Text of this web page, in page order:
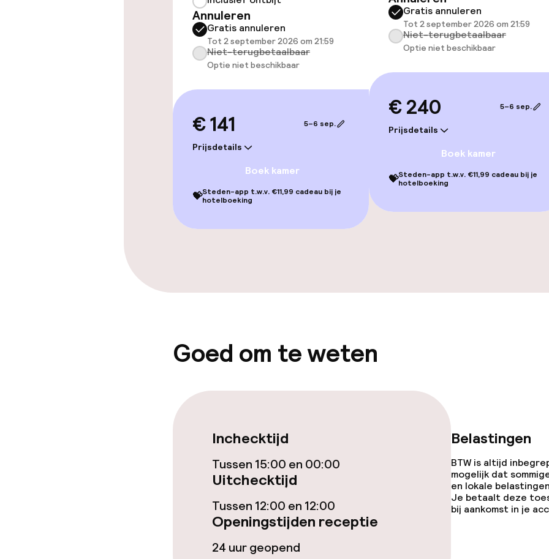
Entertainment
Eet- en drinkgelegenheden
Restaurant
Bar
Zakelijke faciliteiten
Vergaderruimte
Beleid
Overal rookvrij
Annuleren
Gratis annuleren
Tot 2 september 2026 om 21:59
Niet-terugbetaalbaar
Optie niet beschikbaar
€ 141
Prijsdetails
5–6 sep.
Boek kamer
💝Steden-app t.w.v. €11,99 cadeau bij je
hotelboeking
Gratis annuleren
Tot 2 september 2026 om 21:59
Niet-terugbetaalbaar
Optie niet beschikbaar
€ 240
Prijsdetails
5–6 sep.
Boek kamer
💝Steden-app t.w.v. €11,99 cadeau bij je
hotelboeking
Goed om te weten
Inchecktijd
Tussen 15:00 en 00:00
Uitchecktijd
Tussen 12:00 en 12:00
Openingstijden receptie
24 uur geopend
Belastingen
BTW is altijd
mogelijk dat
en lokale
Je betaalt deze
bij aankomst in je